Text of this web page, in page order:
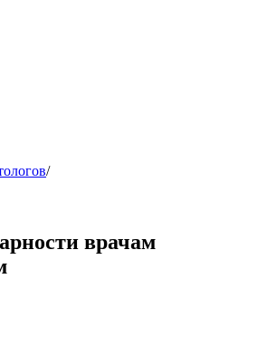
/
врачам